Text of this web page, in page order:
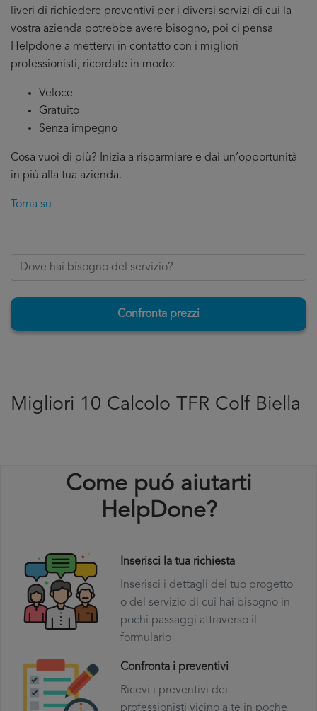
liveri di richiedere preventivi per i diversi servizi di cui la
vostra azienda potrebbe avere bisogno, poi ci pensa
Helpdone a mettervi in contatto con i migliori
professionisti, ricordate in modo:
Veloce
Gratuito
Senza impegno
Cosa vuoi di più? Inizia a risparmiare e dai un’opportunità
in più alla tua azienda.
Torna su
Confronta prezzi
Migliori 10 Calcolo TFR Colf Biella
Come puó aiutarti
HelpDone?
Inserisci la tua richiesta
Inserisci i dettagli del tuo progetto
o del servizio di cui hai bisogno in
pochi passaggi attraverso il
formulario
Confronta i preventivi
Ricevi i preventivi dei
professionisti vicino a te in poche